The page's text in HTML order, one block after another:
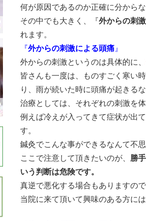
何が原因であるのか正確に分から
その中でも大きく、
『外からの刺
れます。
『外からの刺激による頭痛 』
外からの刺激というのは具体的に、
皆さんも一度は、ものすごく寒い
り、雨が続いた時に頭痛が起きる
治療としては、それぞれの刺激を
例えば冷えが入ってきて症状が出
す。
鍼灸でこんな事ができるなんて不
ここで注意して頂きたいのが、 勝
いう判断は危険です。
真逆で悪化する場合もありますの
当院に来て頂いて興味のある方に